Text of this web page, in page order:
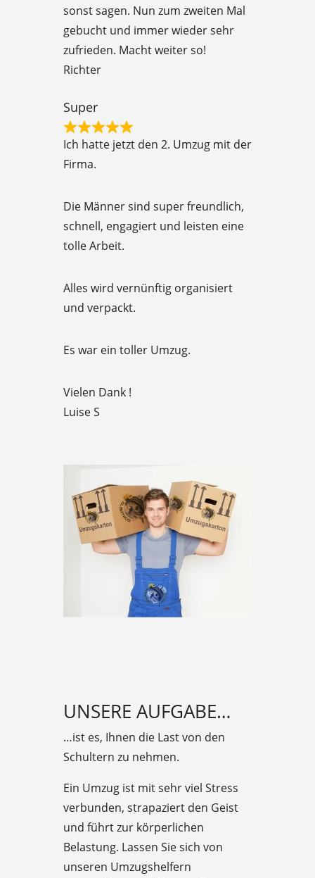
d
5
t
o
f
sonst sagen. Nun zum zweiten Mal
gebucht und immer wieder sehr
zufrieden. Macht weiter so!
Richter
Super
R
d
5
o
t
o
5
Ich hatte jetzt den 2. Umzug mit der
Firma.
Die Männer sind super freundlich,
schnell, engagiert und leisten eine
tolle Arbeit.
Alles wird vernünftig organisiert
und verpackt.
Es war ein toller Umzug.
Vielen Dank !
Luise S
UNSERE AUFGABE…
…ist es, Ihnen die Last von den
Schultern zu nehmen.
Ein Umzug ist mit sehr viel Stress
verbunden, strapaziert den Geist
und führt zur körperlichen
Belastung. Lassen Sie sich von
unseren Umzugshelfern